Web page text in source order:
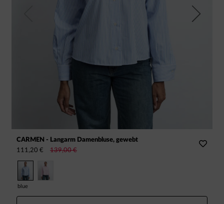
CARMEN - Langarm Damenbluse, gewebt
111,20 €
139,00 €
blue
Next